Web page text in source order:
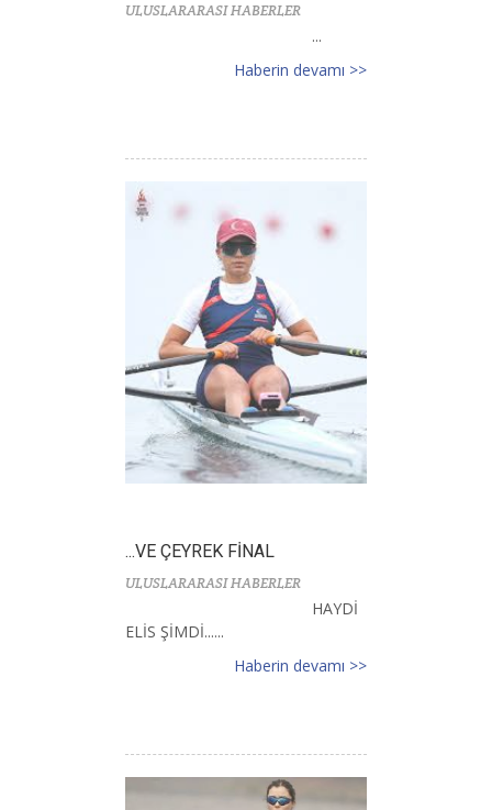
ULUSLARARASI HABERLER
...
Haberin devamı >>
...VE ÇEYREK FİNAL
ULUSLARARASI HABERLER
HAYDİ
ELİS ŞİMDİ......
Haberin devamı >>